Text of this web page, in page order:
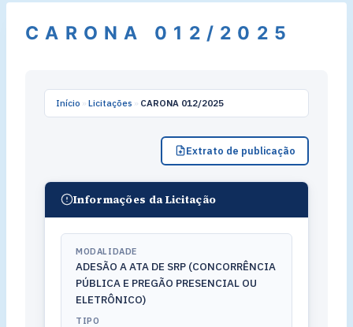
CARONA 012/2025
Início » Licitações » CARONA 012/2025
Extrato de publicação
Informações da Licitação
MODALIDADE
ADESÃO A ATA DE SRP (CONCORRÊNCIA
PÚBLICA E PREGÃO PRESENCIAL OU
ELETRÔNICO)
TIPO